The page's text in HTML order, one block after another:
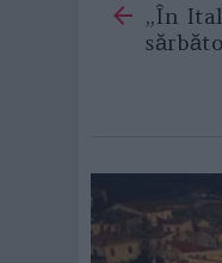
more „În